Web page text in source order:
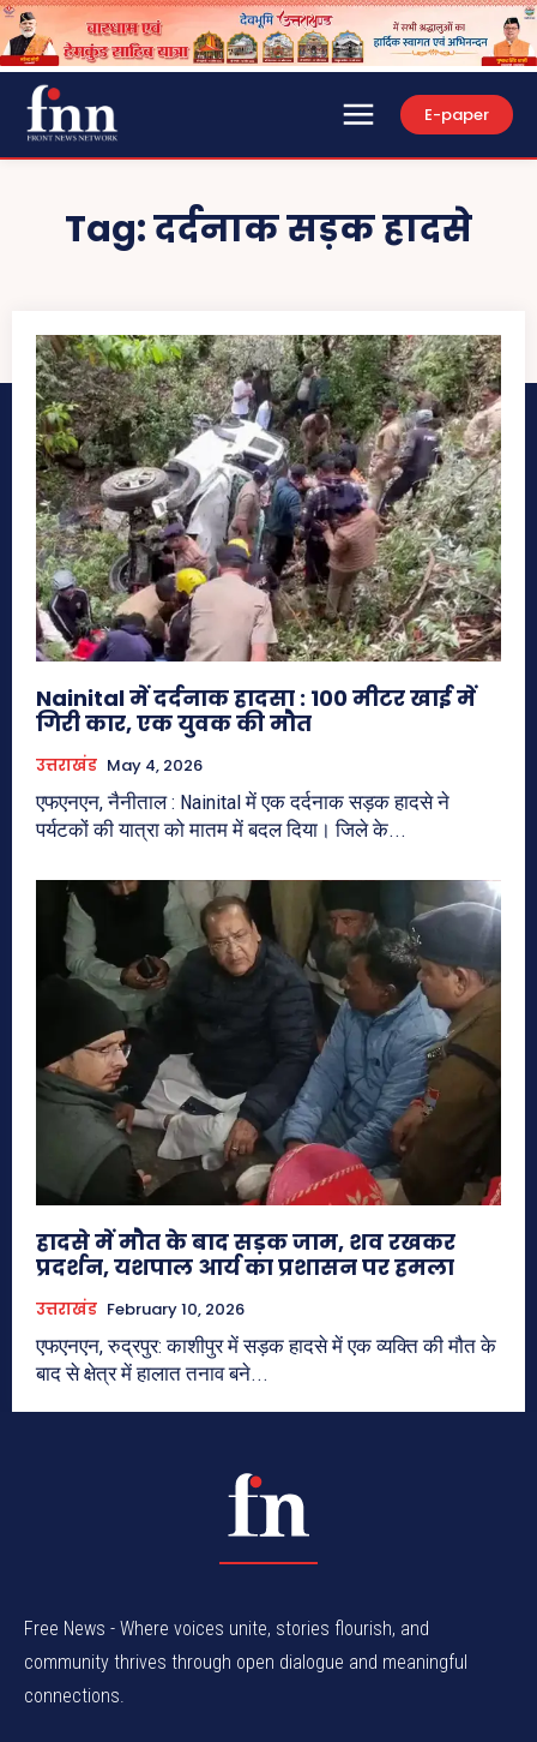
E-paper
Tag:दर्दनाक सड़क हादसे
Nainital में दर्दनाक हादसा : 100 मीटर खाई में
गिरी कार, एक युवक की मौत
उत्तराखंड May 4, 2026
एफएनएन, नैनीताल : Nainital में एक दर्दनाक सड़क हादसे ने
पर्यटकों की यात्रा को मातम में बदल दिया। जिले के...
हादसे में मौत के बाद सड़क जाम, शव रखकर
प्रदर्शन, यशपाल आर्य का प्रशासन पर हमला
उत्तराखंड February 10, 2026
एफएनएन, रुद्रपुर: काशीपुर में सड़क हादसे में एक व्यक्ति की मौत के
बाद से क्षेत्र में हालात तनाव बने...
Free News - Where voices unite, stories flourish, and
community thrives through open dialogue and meaningful
connections.